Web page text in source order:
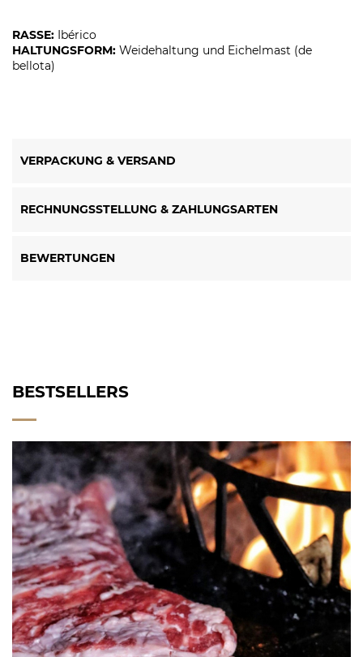
RASSE: Ibérico
HALTUNGSFORM: Weidehaltung und Eichelmast (de
bellota)
VERPACKUNG & VERSAND
RECHNUNGSSTELLUNG & ZAHLUNGSARTEN
BEWERTUNGEN
BESTSELLERS